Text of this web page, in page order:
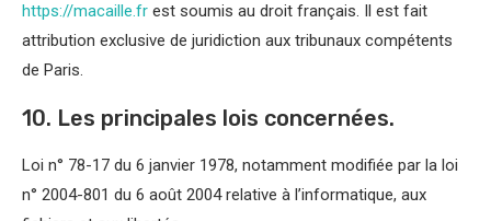
https://macaille.fr est soumis au droit français. Il est fait
attribution exclusive de juridiction aux tribunaux compétents
de Paris.
10. Les principales lois concernées.
Loi n° 78-17 du 6 janvier 1978, notamment modifiée par la loi
n° 2004-801 du 6 août 2004 relative à l’informatique, aux